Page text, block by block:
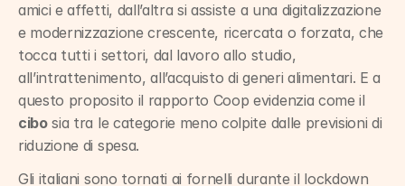
amici e affetti, dall’altra si assiste a una digitalizzazione
e modernizzazione crescente, ricercata o forzata, che
tocca tutti i settori, dal lavoro allo studio,
all’intrattenimento, all’acquisto di generi alimentari. E a
cibo sia tra le categorie meno colpite dalle previsioni di
riduzione di spesa.
Gli italiani sono tornati ai fornelli durante il lockdown